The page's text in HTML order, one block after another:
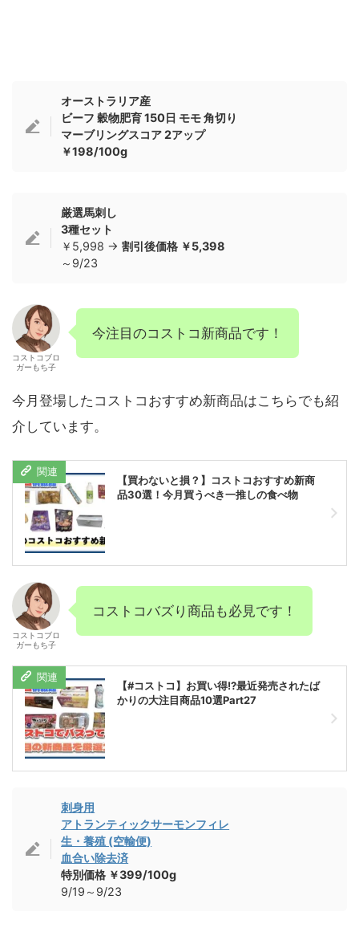
オーストラリア産
ビーフ 穀物肥育 150日 モモ 角切り
マーブリングスコア 2アップ
￥198/100g
厳選馬刺し
3種セット
￥5,998 →割引後価格 ￥5,398
～9/23
コストコブロ
ガーもち子
今注目のコストコ新商品です！
今月登場したコストコおすすめ新商品はこちらでも紹
介しています。
【買わないと損？】コストコおすすめ新商
品30選！今月買うべき一推しの食べ物
コストコブロ
ガーもち子
コストコバズり商品も必見です！
【#コストコ】お買い得!?最近発売されたば
かりの大注目商品10選Part27
刺身用
アトランティックサーモンフィレ
生・養殖 (空輸便)
血合い除去済
特別価格 ￥399/100g
9/19～9/23